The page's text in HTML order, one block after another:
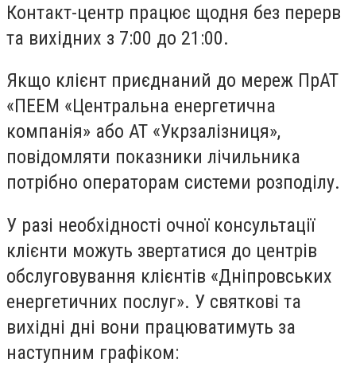
Контакт-центр працює щодня без перерв
та вихідних з 7:00 до 21:00.
Якщо клієнт приєднаний до мереж ПрАТ
«ПЕЕМ «Центральна енергетична
компанія» або АТ «Укрзалізниця»,
повідомляти показники лічильника
потрібно операторам системи розподілу.
У разі необхідності очної консультації
клієнти можуть звертатися до центрів
обслуговування клієнтів «Дніпровських
енергетичних послуг». У святкові та
вихідні дні вони працюватимуть за
наступним графіком: